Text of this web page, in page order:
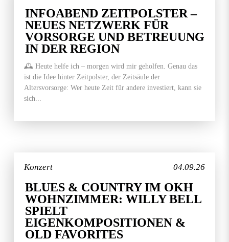
INFOABEND ZEITPOLSTER –
NEUES NETZWERK FÜR
VORSORGE UND BETREUUNG
IN DER REGION
🕰️ Heute helfe ich – morgen wird mir geholfen. Genau das
ist die Idee hinter Zeitpolster, der Zeitsäule der
Altersvorsorge: Wer heute Zeit für andere investiert, kann sie
sich...
04.09.26
Konzert
BLUES & COUNTRY IM OKH
WOHNZIMMER: WILLY BELL
SPIELT
EIGENKOMPOSITIONEN &
OLD FAVORITES